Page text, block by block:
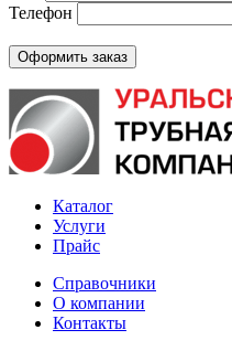
Телефон
Каталог
Услуги
Прайс
Справочники
О компании
Контакты